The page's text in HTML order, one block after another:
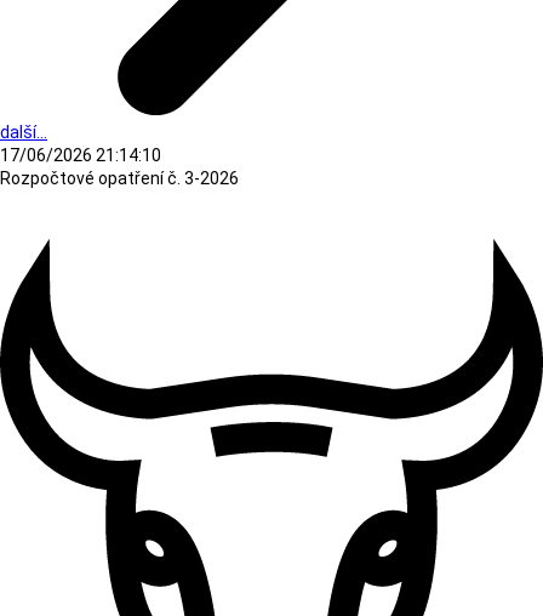
další...
17/06/2026 21:14:10
Rozpočtové opatření č. 3-2026